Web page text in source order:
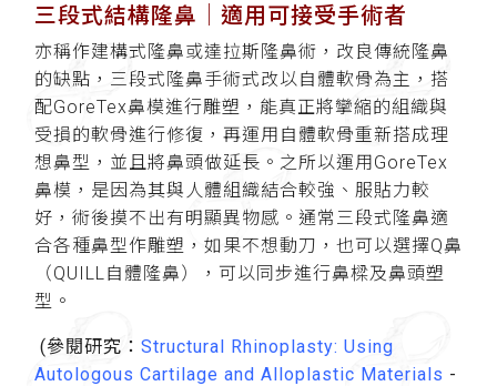
三段式結構隆鼻 │適用可接受手術者
亦稱作建構式隆鼻或達拉斯隆鼻術，改良傳統隆鼻
的缺點，三段式隆鼻手術式改以自體軟骨為主，搭
配GoreTex鼻模進行雕塑，能真正將攣縮的組織與
受損的軟骨進行修復，再運用自體軟骨重新搭成理
想鼻型，並且將鼻頭做延長。之所以運用GoreTex
鼻模，是因為其與人體組織結合較強、服貼力較
好，術後摸不出有明顯異物感。通常三段式隆鼻適
合各種鼻型作雕塑，如果不想動刀，也可以選擇Q鼻
（QUILL自體隆鼻），可以同步進行鼻樑及鼻頭塑
型。
(參閱研究： Structural Rhinoplasty: Using
Autologous Cartilage and Alloplastic Materials -